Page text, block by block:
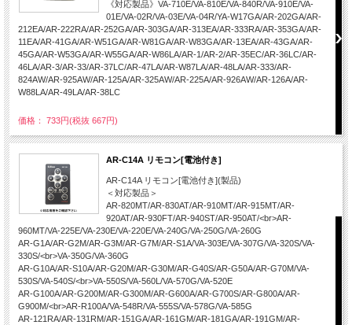
《対応製品》VA-710E/VA-810E/VA-840R/VA-910E/VA-
01E/VA-02R/VA-03E/VA-04R/YA-W17GA/AR-202GA/AR-
212EA/AR-222RA/AR-252GA/AR-303GA/AR-313EA/AR-333RA/AR-353GA/AR-
11EA/AR-41GA/AR-W51GA/AR-W81GA/AR-W83GA/AR-13EA/AR-43GA/AR-
45GA/AR-W53GA/AR-W55GA/AR-W86LA/AR-1/AR-2/AR-35EC/AR-36LC/AR-
46LA/AR-3/AR-33/AR-37LC/AR-47LA/AR-W87LA/AR-48LA/AR-333/AR-
824AW/AR-925AW/AR-125A/AR-325AW/AR-225A/AR-926AW/AR-126A/AR-
W88LA/AR-49LA/AR-38LC
価格： 733円(税抜 667円)
AR-C14A リモコン[電池付き]
AR-C14A リモコン[電池付き](製品)
＜対応製品＞
AR-820MT/AR-830AT/AR-910MT/AR-915MT/AR-
920AT/AR-930FT/AR-940ST/AR-950AT/<br>AR-
960MT/VA-225E/VA-230E/VA-220E/VA-240G/VA-250G/VA-260G
AR-G1A/AR-G2M/AR-G3M/AR-G7M/AR-S1A/VA-303E/VA-307G/VA-320S/VA-
330S/<br>VA-350G/VA-360G
AR-G10A/AR-S10A/AR-G20M/AR-G30M/AR-G40S/AR-G50A/AR-G70M/VA-
530S/VA-540S/<br>VA-550S/VA-560L/VA-570G/VA-520E
AR-G100A/AR-G200M/AR-G300M/AR-G600A/AR-G700S/AR-G800A/AR-
G900M/<br>AR-R100A/VA-548R/VA-555S/VA-578G/VA-585G
AR-121RA/AR-131RM/AR-151GA/AR-161GM/AR-181GA/AR-191GM/AR-